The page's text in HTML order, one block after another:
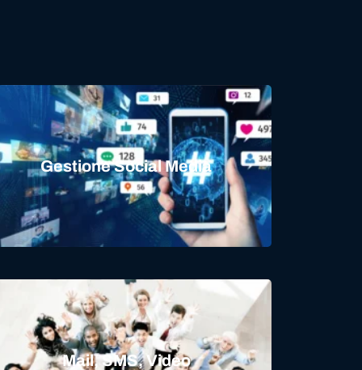
Gestione Social Media
Mail, SMS, Video